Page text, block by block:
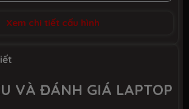
LPDDR4
(SSD)
Xem chi tiết cấu hình
VÀ ĐÁNH GIÁ LAPTOP